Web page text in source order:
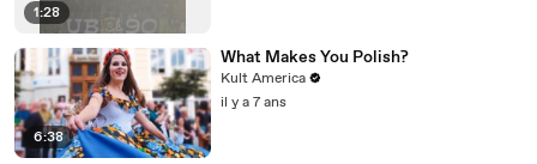
1:28
6:38
What Makes You Polish?
Kult America
il y a 7 ans